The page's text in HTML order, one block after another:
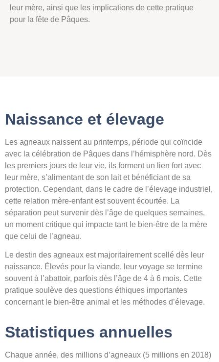
leur mère, ainsi que les implications de cette pratique
pour la fête de Pâques.
Naissance et élevage
Les agneaux naissent au printemps, période qui coïncide
avec la célébration de Pâques dans l’hémisphère nord. Dès
les premiers jours de leur vie, ils forment un lien fort avec
leur mère, s’alimentant de son lait et bénéficiant de sa
protection. Cependant, dans le cadre de l’élevage industriel,
cette relation mère-enfant est souvent écourtée. La
séparation peut survenir dès l’âge de quelques semaines,
un moment critique qui impacte tant le bien-être de la mère
que celui de l’agneau.
Le destin des agneaux est majoritairement scellé dès leur
naissance. Élevés pour la viande, leur voyage se termine
souvent à l’abattoir, parfois dès l’âge de 4 à 6 mois. Cette
pratique soulève des questions éthiques importantes
concernant le bien-être animal et les méthodes d’élevage.
Statistiques annuelles
Chaque année, des millions d’agneaux (5 millions en 2018)